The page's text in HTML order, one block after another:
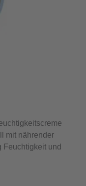
mit nährender
Feuchtigkeit und